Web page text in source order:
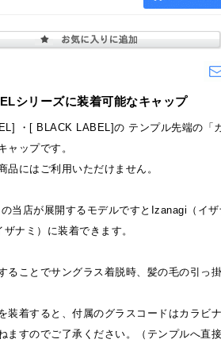
シリーズに装着可能なキャップ
・[ BLACK LABEL]の テンプル先端の「
ャップです。
品にはご利用いただけません。
当店が展開するモデルですとIzanagi（イザ
ザナミ）に装着できます。
ることでサングラス着脱時、髪の毛の引っ
装着すると、付属のグラスコードはカラビ
ますのでご了承ください。（テンプルへ直接